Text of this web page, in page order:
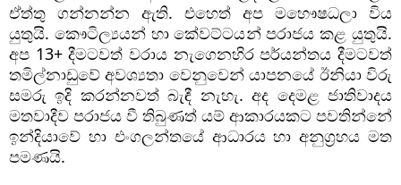
ඒත්තු ගන්නන්න ඇති. එහෙත් අප මහෞෂධලා විය
යුතුයි. කෞටිල්‍යයන් හා කේවට්ටයන් පරාජය කළ යුතුයි.
අප 13+ දීමටවත් වරාය නැගෙනහිර පර්යන්තය දීමටවත්
තමිල්නාඩුවේ අවශ්‍යතා වෙනුවෙන් යාපනයේ ඊනියා විරු
සමරු ඉදි කරන්නවත් බැඳී නැහැ. අද දෙමළ ජාතිවාදය
මතවාදීව පරාජය වී තිබුණත් යම් ආකාරයකට පවතින්නේ
ඉන්දියාවේ හා එංගලන්තයේ ආධාරය හා අනුග්‍රහය මත
පමණයි.